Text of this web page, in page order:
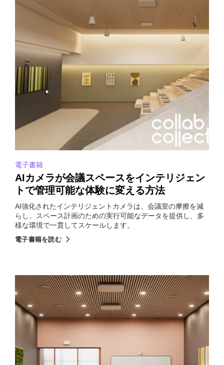
電子書籍
AIカメラが会議スペースをインテリジェン
トで管理可能な体験に変える方法
AI強化されたインテリジェントカメラは、会議室の摩擦を減
らし、スペース計画のための実行可能なデータを提供し、多
様な環境で一貫してスケールします。
電子書籍を読む